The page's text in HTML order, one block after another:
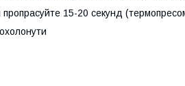
пропрасуйте 15-20 секунд